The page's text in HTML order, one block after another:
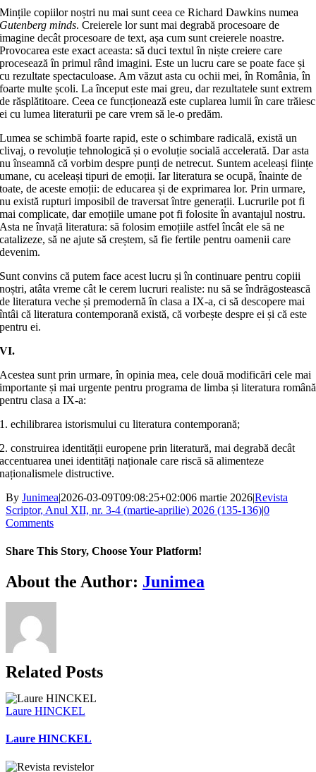
Mințile copiilor noștri nu mai sunt ceea ce Richard Dawkins numea
Gutenberg minds. Creierele lor sunt mai degrabă procesoare de
imagine decât procesoare de text, așa cum sunt creierele noastre.
Provocarea este exact aceasta: să duci textul în niște creiere care
procesează în primul rând imagini. Este un lucru care se poate face și
cu rezultate spectaculoase. Am văzut asta cu ochii mei, în România, în
foarte multe școli. La început este mai greu, dar rezultatele sunt extrem
de răsplătitoare. Ceea ce funcționează este cuplarea lumii în care trăiesc
ei cu lumea literaturii pe care vrem să le-o predăm.
Lumea se schimbă foarte rapid, este o schimbare radicală, există un
clivaj, o revoluție tehnologică și o evoluție socială accelerată. Dar asta
nu înseamnă că vorbim despre punți de netrecut. Suntem aceleași ființe
umane, cu aceleași tipuri de emoții. Iar literatura se ocupă, înainte de
toate, de aceste emoții: de educarea și de exprimarea lor. Prin urmare,
nu există rupturi imposibil de traversat între generații. Lucrurile pot fi
mai complicate, dar emoțiile umane pot fi folosite în avantajul nostru.
Asta ne învață literatura: să folosim emoțiile astfel încât ele să ne
catalizeze, să ne ajute să creștem, să fie fertile pentru oamenii care
devenim.
Sunt convins că putem face acest lucru și în continuare pentru copiii
noștri, atâta vreme cât le cerem lucruri realiste: nu să se îndrăgostească
de literatura veche și premodernă în clasa a IX-a, ci să descopere mai
întâi că literatura contemporană există, că vorbește despre ei și că este
pentru ei.
VI.
Acestea sunt prin urmare, în opinia mea, cele două modificări cele mai
importante și mai urgente pentru programa de limba și literatura română
pentru clasa a IX-a:
1. echilibrarea istorismului cu literatura contemporană;
2. construirea identității europene prin literatură, mai degrabă decât
accentuarea unei identități naționale care riscă să alimenteze
naționalismele distructive.
By Junimea|2026-03-09T09:08:25+02:006 martie 2026|Revista
Scriptor, Anul XII, nr. 3-4 (martie-aprilie) 2026 (135-136)|0
Comments
Share This Story, Choose Your Platform!
Facebook
X
Bluesky
Reddit
LinkedIn
WhatsApp
Telegram
Tumblr
Xing
Email
Copy
Link
About the Author: Junimea
Related Posts
Laure HINCKEL
Laure HINCKEL